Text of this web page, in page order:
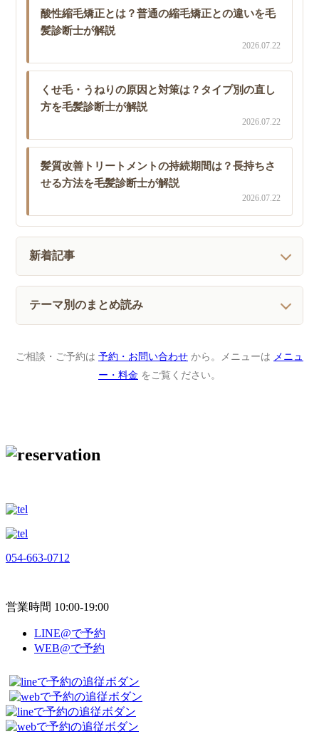
酸性縮毛矯正とは？普通の縮毛矯正との違いを毛
髪診断士が解説
2026.07.22
くせ毛・うねりの原因と対策は？タイプ別の直し
方を毛髪診断士が解説
2026.07.22
髪質改善トリートメントの持続期間は？長持ちさ
せる方法を毛髪診断士が解説
2026.07.22
新着記事
テーマ別のまとめ読み
ご相談・ご予約は 予約・お問い合わせ から。メニューは メニュ
ー・料金 をご覧ください。
054-663-0712
営業時間 10:00-19:00
LINE@で予約
WEB@で予約